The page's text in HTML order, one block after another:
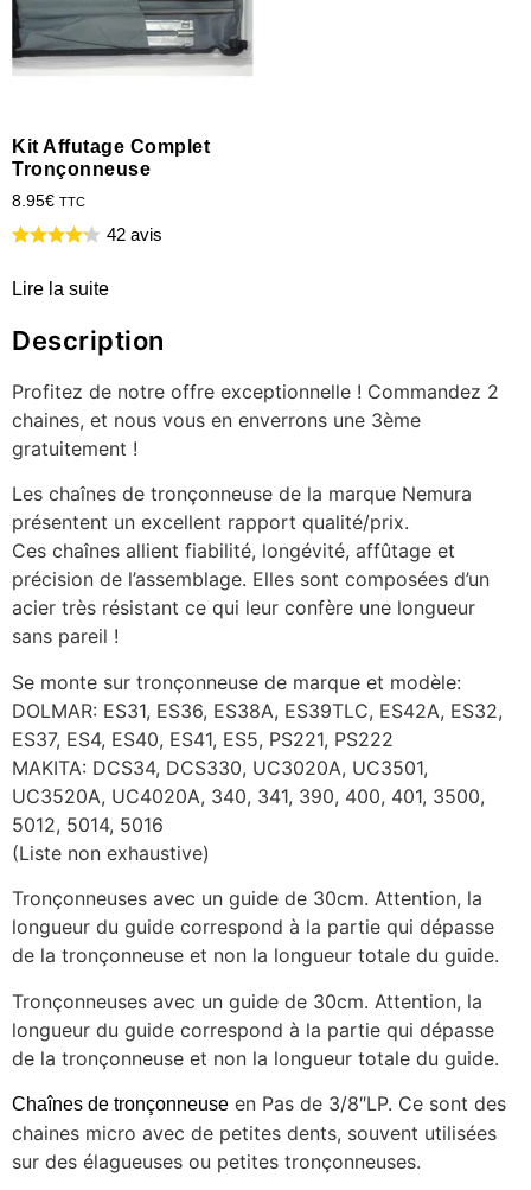
Kit Affutage Complet
Tronçonneuse
8.95€ TTC
42 avis
Lire la suite
Description
Profitez de notre offre exceptionnelle ! Commandez 2
chaines, et nous vous en enverrons une 3ème
gratuitement !
Les chaînes de tronçonneuse de la marque Nemura
présentent un excellent rapport qualité/prix.
Ces chaînes allient fiabilité, longévité, affûtage et
précision de l’assemblage. Elles sont composées d’un
acier très résistant ce qui leur confère une longueur
sans pareil !
Se monte sur tronçonneuse de marque et modèle:
DOLMAR: ES31, ES36, ES38A, ES39TLC, ES42A, ES32,
ES37, ES4, ES40, ES41, ES5, PS221, PS222
MAKITA: DCS34, DCS330, UC3020A, UC3501,
UC3520A, UC4020A, 340, 341, 390, 400, 401, 3500,
5012, 5014, 5016
(Liste non exhaustive)
Tronçonneuses avec un guide de 30cm. Attention, la
longueur du guide correspond à la partie qui dépasse
de la tronçonneuse et non la longueur totale du guide.
Tronçonneuses avec un guide de 30cm. Attention, la
longueur du guide correspond à la partie qui dépasse
de la tronçonneuse et non la longueur totale du guide.
Chaînes de tronçonneuse en Pas de 3/8″LP. Ce sont des
chaines micro avec de petites dents, souvent utilisées
sur des élagueuses ou petites tronçonneuses.